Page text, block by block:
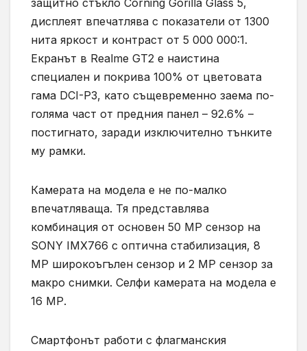
дисплеят впечатлява с показатели от 1300
нита яркост и контраст от 5 000 000:1.
Екранът в Realme GT2 е наистина
специален и покрива 100% от цветовата
гама DCI-P3, като същевременно заема по-
голяма част от предния панел – 92.6% –
постигнато, заради изключително тънките
му рамки.
Камерата на модела е не по-малко
впечатляваща. Тя представлява
комбинация от основен 50 МР сензор на
SONY IMX766 с оптична стабилизация, 8
МР широкоъгълен сензор и 2 МР сензор за
макро снимки. Селфи камерата на модела е
16 МР.
Смартфонът работи с флагманския